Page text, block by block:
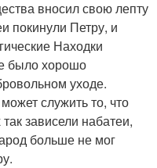
вносил свою лепту
покинули Петру, и
Находки
было хорошо
уходе.
служить то, что
зависели набатеи,
больше не мог